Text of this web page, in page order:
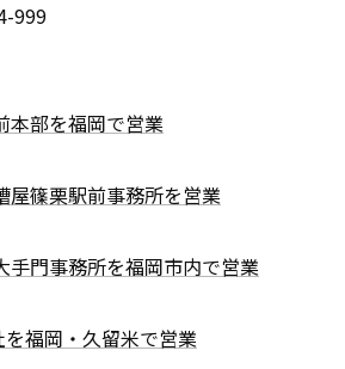
999
本部を福岡で営業
屋篠栗駅前事務所を営業
手門事務所を福岡市内で営業
福岡・久留米で営業